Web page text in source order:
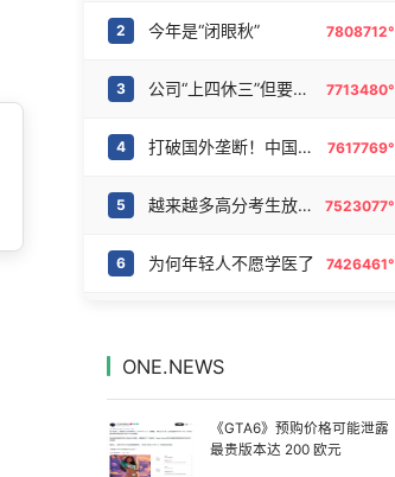
2 今年是“闭眼秋” 7808712°
3 公司“上四休三”但要降薪1000元 7713480°
4 打破国外垄断！中国重磅科技集中上新 7617769°
5 越来越多高分考生放弃985选警校 7523077°
6 为何年轻人不愿学医了 7426461°
9 27岁女子成组织卖淫集团主犯被通缉 7141151°
ONE.NEWS
《GTA6》预购价格可能泄露
最贵版本达 200 欧元